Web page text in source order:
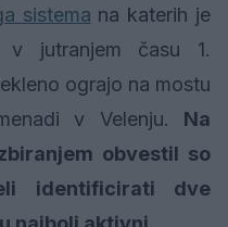
sistema na katerih je
v jutranjem času 1.
ograjo na mostu
v Velenju. Na
obvestil so
identificirati dve